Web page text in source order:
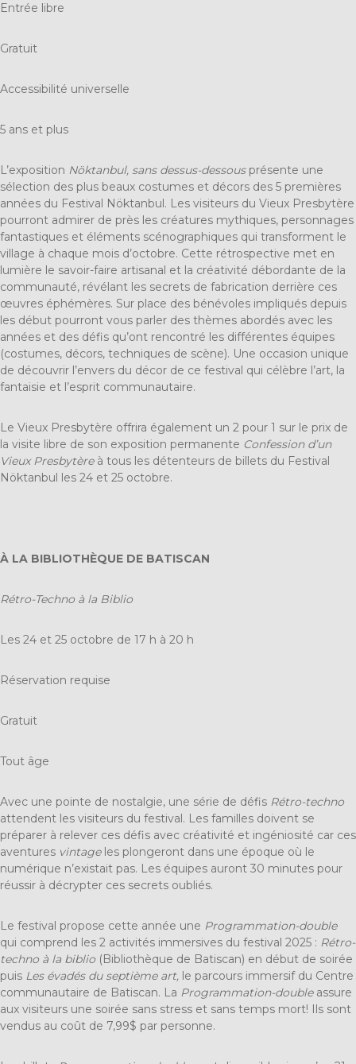
Entrée libre
Gratuit
Accessibilité universelle
5 ans et plus
L’exposition Nöktanbul, sans dessus-dessousprésente une
sélection des plus beaux costumes et décors des 5 premières
années du Festival Nöktanbul. Les visiteurs du Vieux Presbytère
pourront admirer de près les créatures mythiques, personnages
fantastiques et éléments scénographiques qui transforment le
village à chaque mois d’octobre. Cette rétrospective met en
lumière le savoir-faire artisanal et la créativité débordante de la
communauté, révélant les secrets de fabrication derrière ces
œuvres éphémères. Sur place des bénévoles impliqués depuis
les début pourront vous parler des thèmes abordés avec les
années et des défis qu’ont rencontré les différentes équipes
(costumes, décors, techniques de scène). Une occasion unique
de découvrir l’envers du décor de ce festival qui célèbre l’art, la
fantaisie et l’esprit communautaire.
Le Vieux Presbytère offrira également un 2 pour 1 sur le prix de
la visite libre de son exposition permanente Confession d’un
Vieux Presbytèreà tous les détenteurs de billets du Festival
Nöktanbul les 24 et 25 octobre.
À LA BIBLIOTHÈQUE DE BATISCAN
Rétro-Techno à la Biblio
Les 24 et 25 octobre de 17 h à 20 h
Réservation requise
Gratuit
Tout âge
Avec une pointe de nostalgie, une série de défis Rétro-techno
attendent les visiteurs du festival. Les familles doivent se
préparer à relever ces défis avec créativité et ingéniosité car ces
aventures vintageles plongeront dans une époque où le
numérique n’existait pas. Les équipes auront 30 minutes pour
réussir à décrypter ces secrets oubliés.
Le festival propose cette année une Programmation-double
qui comprend les 2 activités immersives du festival 2025 : Rétro-
techno à la biblio (Bibliothèque de Batiscan) en début de soirée
puis Les évadés du septième art, le parcours immersif du Centre
communautaire de Batiscan. La Programmation-doubleassure
aux visiteurs une soirée sans stress et sans temps mort! Ils sont
vendus au coût de 7,99$ par personne.